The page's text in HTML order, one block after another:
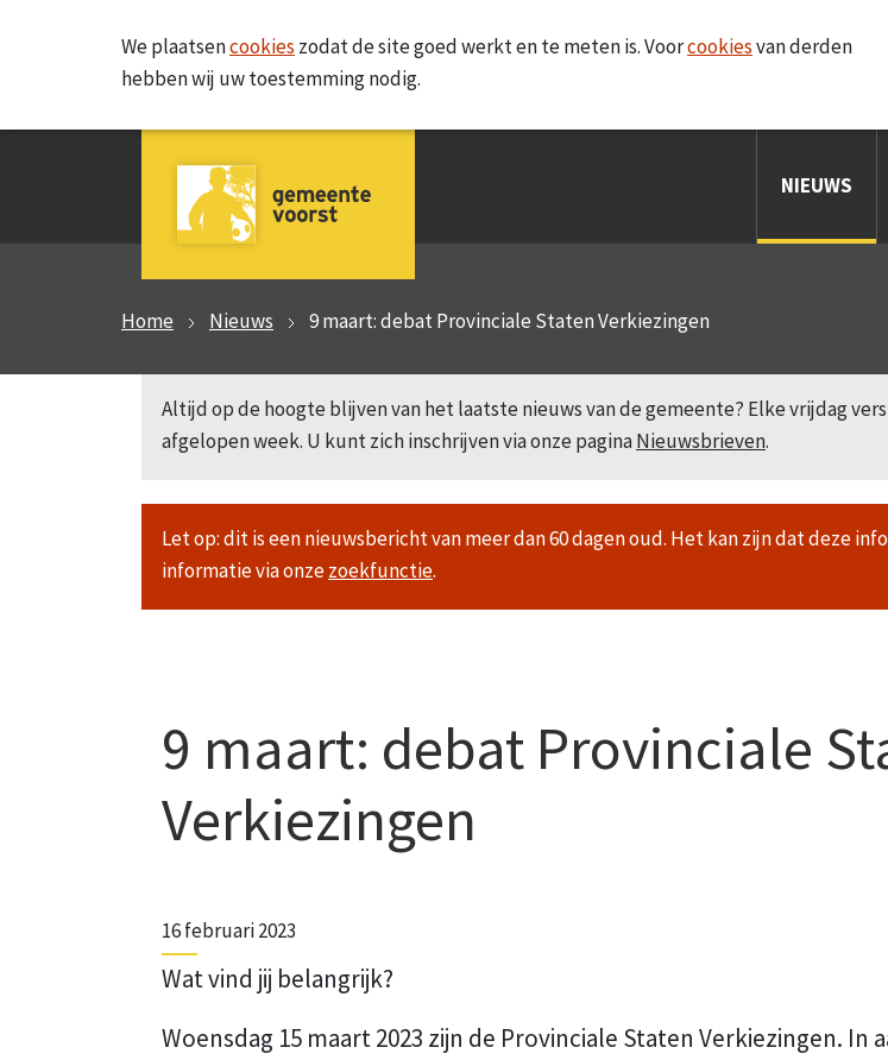
We plaatsencookies zodat de site goed werkt en te meten is. Voorcookiesvan derden
hebben wij uw toestemming nodig.
NIEUWS
Home Nieuws 9 maart: debat Provinciale Staten Verkiezingen
Altijd op de hoogte blijven van het laatste nieuws van de gemeente? Elke vrijdag
afgelopen week. U kunt zich inschrijven via onze paginaNieuwsbrieven.
Let op: dit is een nieuwsbericht van meer dan 60 dagen oud. Het kan zijn dat deze
informatie via onzezoekfunctie.
9 maart: debat Provinciale
Verkiezingen
16 februari 2023
Wat vind jij belangrijk?
Woensdag 15 maart 2023 zijn de Provinciale Staten Verkiezingen. In